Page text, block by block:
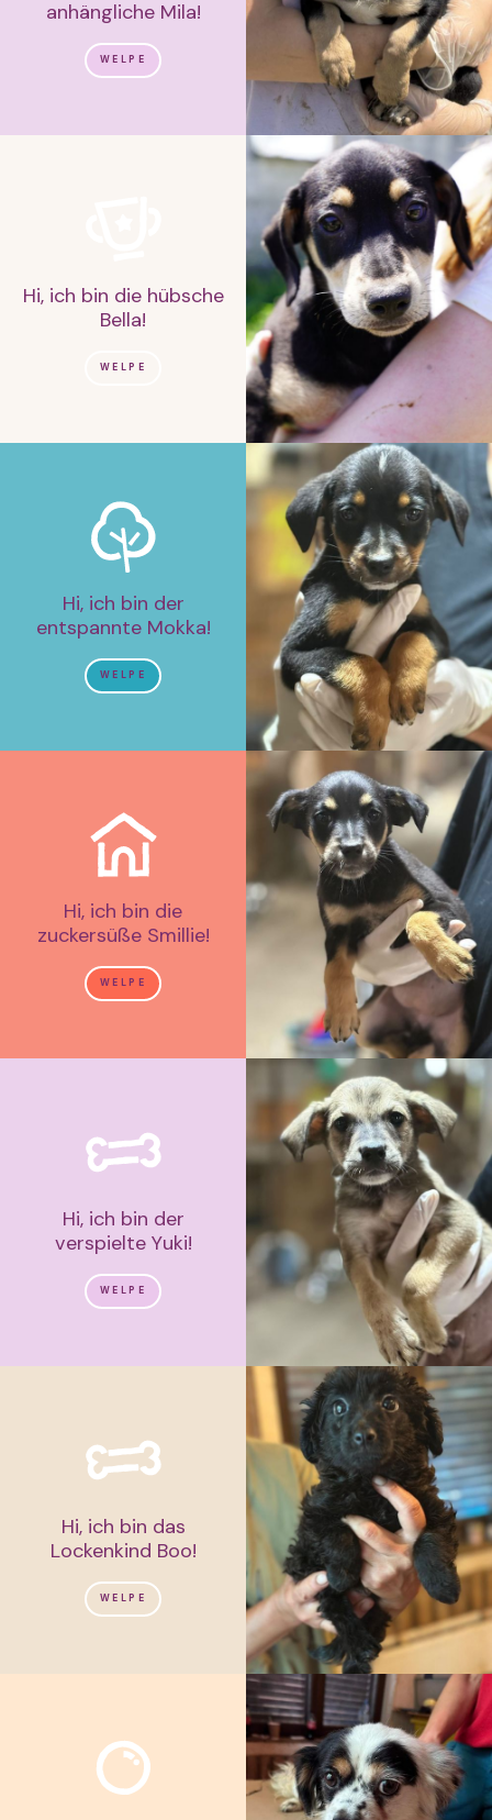
anhängliche Mila!
WELPE
Hi, ich bin die hübsche
Bella!
WELPE
Hi, ich bin der
entspannte Mokka!
WELPE
Hi, ich bin die
zuckersüße Smillie!
WELPE
Hi, ich bin der
verspielte Yuki!
WELPE
Hi, ich bin das
Lockenkind Boo!
WELPE